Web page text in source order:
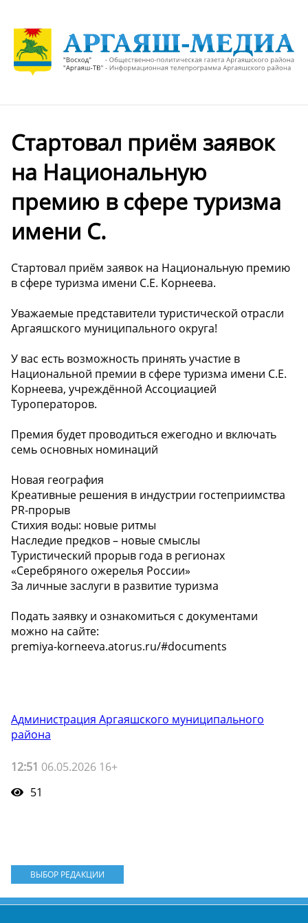
Стартовал приём заявок
на Национальную
премию в сфере туризма
имени С.
Стартовал приём заявок на Национальную премию
в сфере туризма имени С.Е. Корнеева.
Уважаемые представители туристической отрасли
Аргаяшского муниципального округа!
У вас есть возможность принять участие в
Национальной премии в сфере туризма имени С.Е.
Корнеева, учреждённой Ассоциацией
Туроператоров.
Премия будет проводиться ежегодно и включать
семь основных номинаций
Новая география
Креативные решения в индустрии гостеприимства
PR-прорыв
Стихия воды: новые ритмы
Наследие предков – новые смыслы
Туристический прорыв года в регионах
«Серебряного ожерелья России»
За личные заслуги в развитие туризма
Подать заявку и ознакомиться с документами
можно на сайте:
premiya-korneeva.atorus.ru/#documents
Администрация Аргаяшского муниципального
района
12:51 06.05.2026 16+
51
ВЫБОР РЕДАКЦИИ